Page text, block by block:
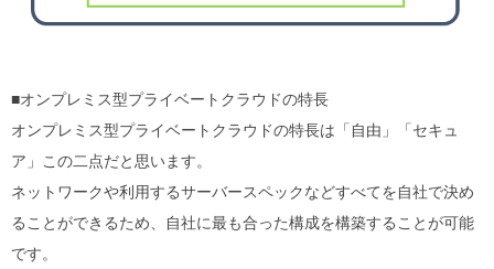
■オンプレミス型プライベートクラウドの特長
オンプレミス型プライベートクラウドの特長は「自由」「セキュ
ア」この二点だと思います。
ネットワークや利用するサーバースペックなどすべてを自社で決め
ることができるため、自社に最も合った構成を構築することが可能
です。